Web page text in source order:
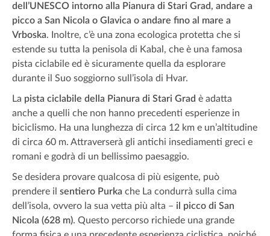
dell’UNESCO intorno alla Pianura di Stari Grad, andare a
picco a San Nicola o Glavica o andare fino al mare a
Vrboska. Inoltre, c’è una zona ecologica protetta che si
estende su tutta la penisola di Kabal, che è una famosa
pista ciclabile ed è sicuramente quella da esplorare
durante il Suo soggiorno sull’isola di Hvar.
La pista ciclabile della Pianura di Stari Grad è adatta
anche a quelli che non hanno precedenti esperienze in
biciclismo. Ha una lunghezza di circa 12 km e un’altitudine
di circa 60 m. Attraverserà gli antichi insediamenti greci e
romani e godrà di un bellissimo paesaggio.
Se desidera provare qualcosa di più esigente, può
prendere il sentiero Purka che La condurrà sulla cima
dell’isola, ovvero la sua vetta più alta – il picco di San
Nicola (628 m). Questo percorso richiede una grande